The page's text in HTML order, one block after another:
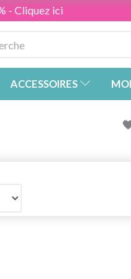
- Cliquez ici
ACCESSOIRES